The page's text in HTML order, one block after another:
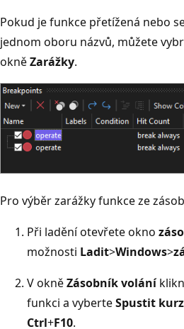
Pokud je funkce přetížená nebo
jednom oboru názvů, můžete
okněZarážky.
Pro výběr zarážky funkce ze
Při ladění otevřete okno
možnosti Ladit>Windows>
V okněZásobník volání
funkci a vyberteSpustit
Ctrl+F10.